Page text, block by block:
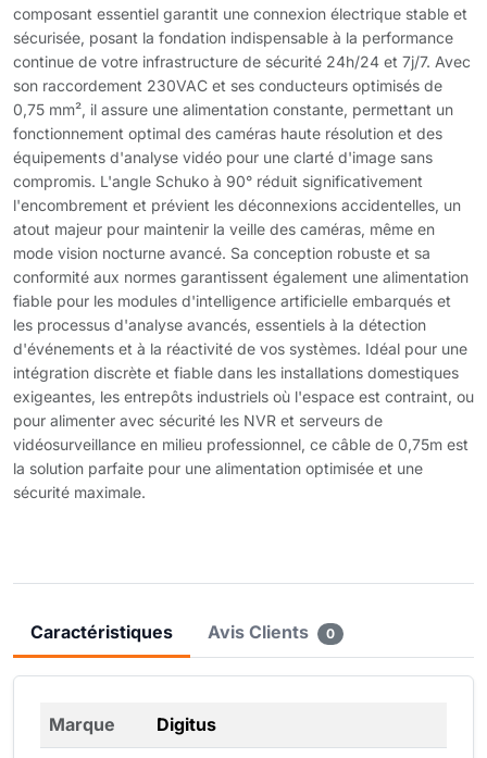
composant essentiel garantit une connexion électrique stable et
sécurisée, posant la fondation indispensable à la performance
continue de votre infrastructure de sécurité 24h/24 et 7j/7. Avec
son raccordement 230VAC et ses conducteurs optimisés de
0,75 mm², il assure une alimentation constante, permettant un
fonctionnement optimal des caméras haute résolution et des
équipements d'analyse vidéo pour une clarté d'image sans
compromis. L'angle Schuko à 90° réduit significativement
l'encombrement et prévient les déconnexions accidentelles, un
atout majeur pour maintenir la veille des caméras, même en
mode vision nocturne avancé. Sa conception robuste et sa
conformité aux normes garantissent également une alimentation
fiable pour les modules d'intelligence artificielle embarqués et
les processus d'analyse avancés, essentiels à la détection
d'événements et à la réactivité de vos systèmes. Idéal pour une
intégration discrète et fiable dans les installations domestiques
exigeantes, les entrepôts industriels où l'espace est contraint, ou
pour alimenter avec sécurité les NVR et serveurs de
vidéosurveillance en milieu professionnel, ce câble de 0,75m est
la solution parfaite pour une alimentation optimisée et une
sécurité maximale.
Caractéristiques Avis Clients 0
Marque Digitus